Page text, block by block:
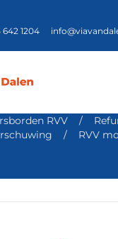
642 1204
RVV /
/
RVV